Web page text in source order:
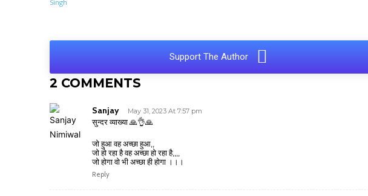
Support The Author
2 COMMENTS
Sanjay May 31, 2023 At 7:57 pm
सुन्दर व्याख्या 🙏👌🙏
जो हुआ वह अच्छा हुआ,,
जो हो रहा है वह अच्छा हो रहा है,,,,
जो होगा वो भी अच्छा ही होगा ।।।
Reply